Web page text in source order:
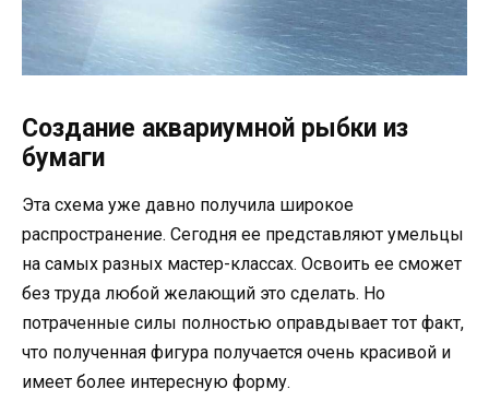
Создание аквариумной рыбки из
бумаги
Эта схема уже давно получила широкое
распространение. Сегодня ее представляют умельцы
на самых разных мастер-классах. Освоить ее сможет
без труда любой желающий это сделать. Но
потраченные силы полностью оправдывает тот факт,
что полученная фигура получается очень красивой и
имеет более интересную форму.